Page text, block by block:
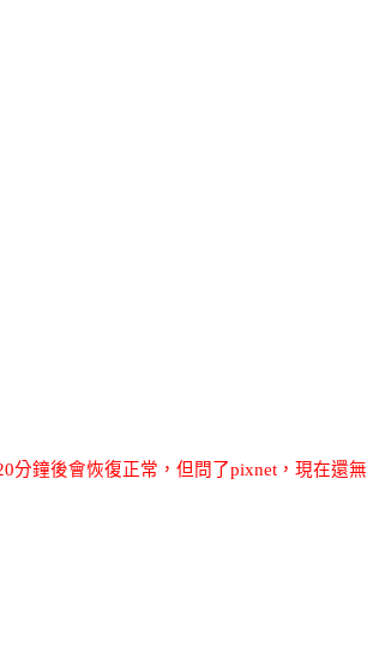
分鐘後會恢復正常，但問了pixnet ，現在還無